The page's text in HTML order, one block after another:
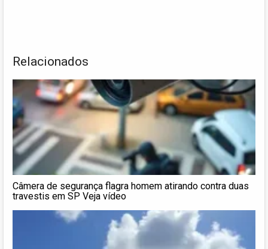
Relacionados
Câmera de segurança flagra homem atirando contra duas
travestis em SP Veja vídeo